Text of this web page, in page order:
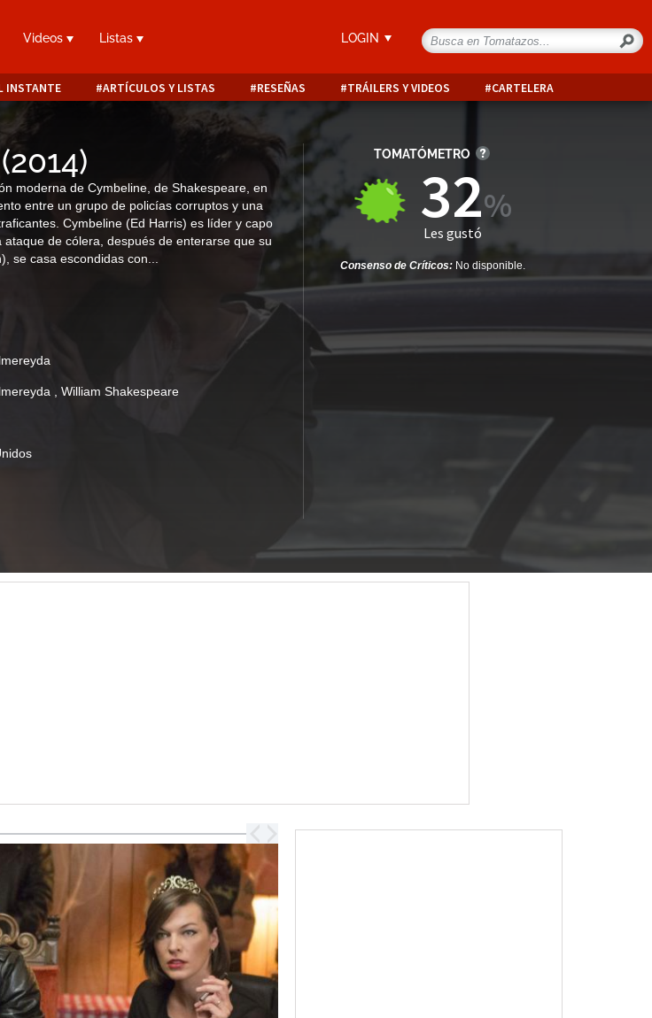
Videos Listas LOGIN
INSTANTE ARTÍCULOS Y LISTAS RESEÑAS TRÁILERS Y VIDEOS CARTELERA
(2014)
moderna de Cymbeline, de Shakespeare, en
entre un grupo de policías corruptos y una
Cymbeline (Ed Harris) es líder y capo
de cólera, después de enterarse que su
se casa escondidas con...
William Shakespeare
TOMATÓMETRO
32
Les gustó
Consenso de Críticos: No disponible.